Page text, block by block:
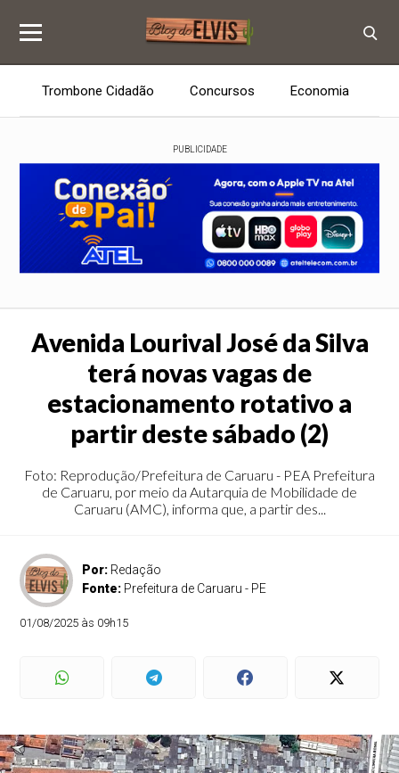
Trombone Cidadão Concursos Economia
PUBLICIDADE
Avenida Lourival José da Silva
terá novas vagas de
estacionamento rotativo a
partir deste sábado (2)
Foto: Reprodução/Prefeitura de Caruaru - PEA Prefeitura
de Caruaru, por meio da Autarquia de Mobilidade de
Caruaru (AMC), informa que, a partir des...
Por: Redação
Fonte: Prefeitura de Caruaru - PE
01/08/2025 às 09h15